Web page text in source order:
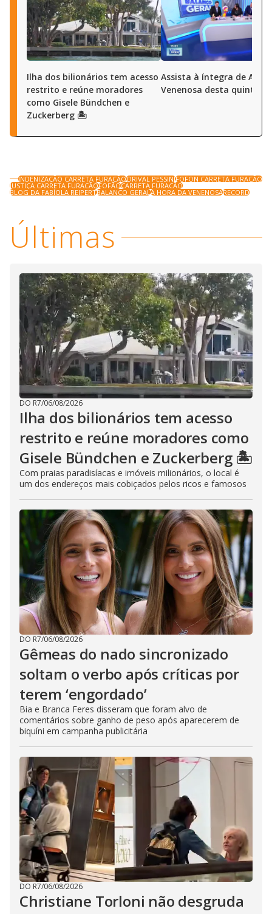
Ilha dos bilionários tem acesso
restrito e reúne moradores
como Gisele Bündchen e
Zuckerberg 🏝️
Assista à íntegra de A
Venenosa desta quinta (6)
INDENIZAÇÃO CARRETA FURACÃOORIVAL PESSINIFOFON CARRETA FURACÃO
JUSTIÇA CARRETA FURACÃOFOFÃOCARRETA FURACÃO
BLOG DA FABÍOLA REIPERTBALANCO GERALA HORA DA VENENOSARECORD
Últimas
DO R7/06/08/2026
Ilha dos bilionários tem acesso
restrito e reúne moradores como
Gisele Bündchen e Zuckerberg 🏝️
Com praias paradisíacas e imóveis milionários, o local é
um dos endereços mais cobiçados pelos ricos e famosos
DO R7/06/08/2026
Gêmeas do nado sincronizado
soltam o verbo após críticas por
terem ‘engordado’
Bia e Branca Feres disseram que foram alvo de
comentários sobre ganho de peso após aparecerem de
biquíni em campanha publicitária
DO R7/06/08/2026
Christiane Torloni não desgruda